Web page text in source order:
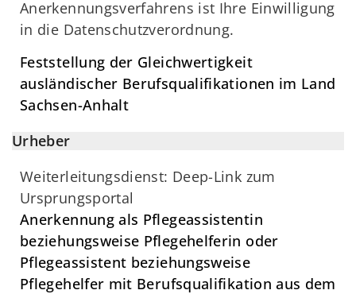
Anerkennungsverfahrens ist Ihre Einwilligung
in die Datenschutzverordnung.
Feststellung der Gleichwertigkeit
ausländischer Berufsqualifikationen im Land
Sachsen-Anhalt
Urheber
Weiterleitungsdienst: Deep-Link zum
Ursprungsportal
Anerkennung als Pflegeassistentin
beziehungsweise Pflegehelferin oder
Pflegeassistent beziehungsweise
Pflegehelfer mit Berufsqualifikation aus dem